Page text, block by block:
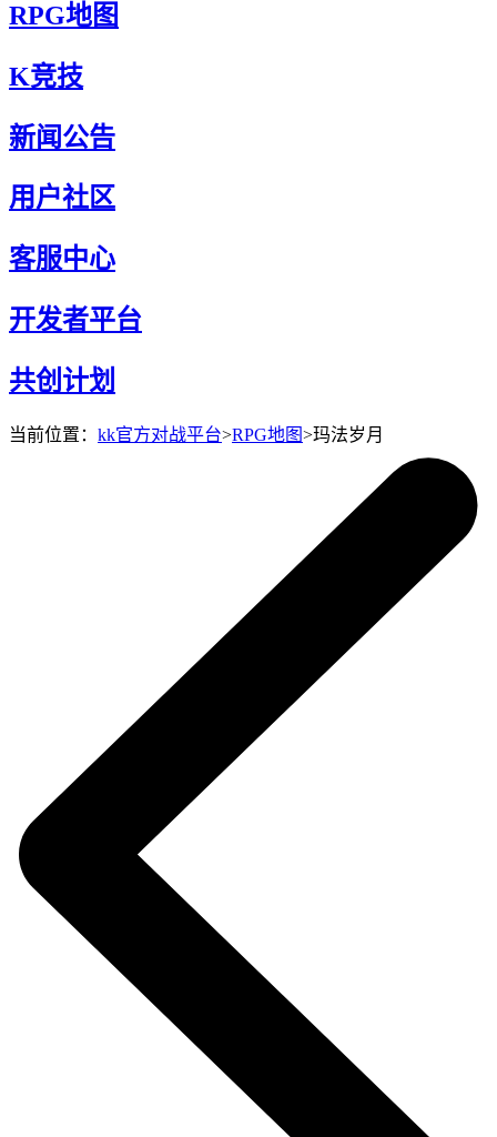
RPG地图
K竞技
新闻公告
用户社区
客服中心
开发者平台
共创计划
当前位置： kk官方对战平台>RPG地图>玛法岁月